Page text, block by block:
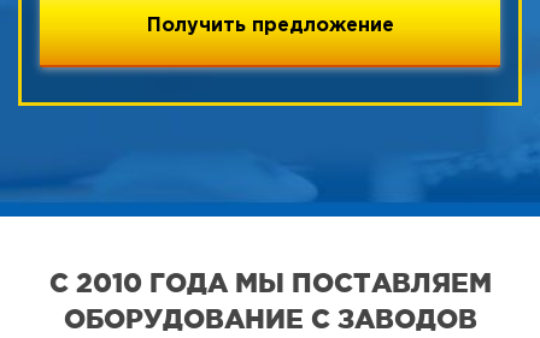
С 2010 ГОДА МЫ ПОСТАВЛЯЕМ
ОБОРУДОВАНИЕ С ЗАВОДОВ